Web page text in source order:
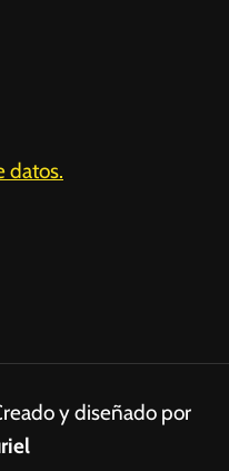
datos.
y diseñado por